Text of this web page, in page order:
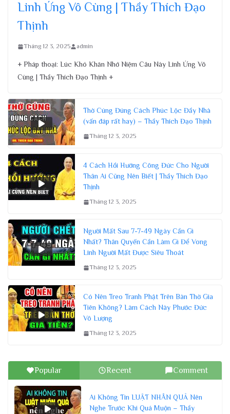
Linh Ứng Vô Cùng | Thầy Thích Đạo
Thịnh
Tháng 12 3, 2025 admin
+ Pháp thoại: Lúc Khó Khăn Nhớ Niệm Câu Này Linh Ứng Vô
Cùng | Thầy Thích Đạo Thịnh +
Thờ Cúng Đúng Cách Phúc Lộc Đầy Nhà
(vấn đáp rất hay) – Thầy Thích Đạo Thịnh
Tháng 12 3, 2025
4 Cách Hồi Hướng Công Đức Cho Người
Thân Ai Cũng Nên Biết | Thầy Thích Đạo
Thịnh
Tháng 12 3, 2025
Người Mất Sau 7-7-49 Ngày Cần Gì
Nhất? Thân Quyến Cần Làm Gì Để Vong
Linh Người Mất Được Siêu Thoát
Tháng 12 3, 2025
Có Nên Treo Tranh Phật Trên Bàn Thờ Gia
Tiên Không? Làm Cách Này Phước Đức
Vô Lượng
Tháng 12 3, 2025
Popular Recent Comment
Ai Không Tin LUẬT NHÂN QUẢ Nên
Nghe Trước Khi Quá Muộn – Thầy